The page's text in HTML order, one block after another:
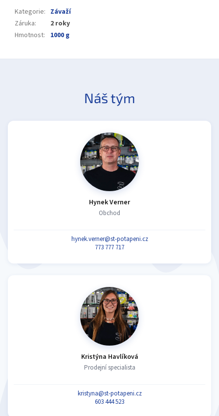
Kategorie: Závaží
Záruka:
2 roky
Hmotnost: 1000 g
Náš tým
Hynek Verner
Obchod
hynek.verner@st-potapeni.cz
773 777 717
Kristýna Havlíková
Prodejní specialista
kristyna@st-potapeni.cz
603 444 523